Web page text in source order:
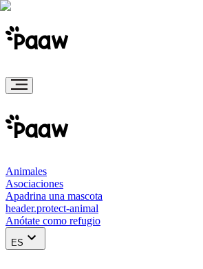
Animales
Asociaciones
Apadrina una mascota
header.protect-animal
Anótate como refugio
ES